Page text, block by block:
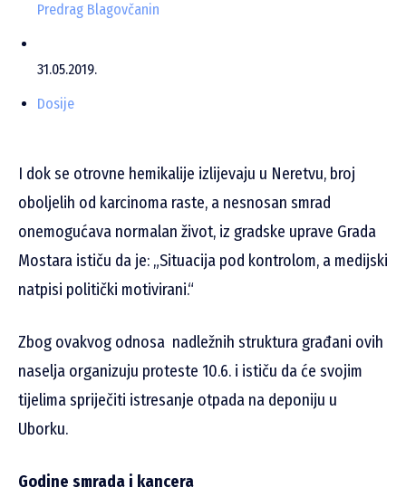
Predrag Blagovčanin
31.05.2019.
Dosije
I dok se otrovne hemikalije izlijevaju u Neretvu, broj
oboljelih od karcinoma raste, a nesnosan smrad
onemogućava normalan život, iz gradske uprave Grada
Mostara ističu da je: „Situacija pod kontrolom, a medijski
natpisi politički motivirani.“
Zbog ovakvog odnosa nadležnih struktura građani ovih
naselja organizuju proteste 10.6. i ističu da će svojim
tijelima spriječiti istresanje otpada na deponiju u
Uborku.
Godine smrada i kancera